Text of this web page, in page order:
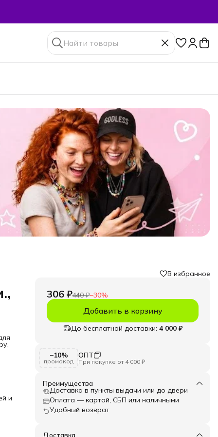
и
В избранное
306 ₽440 ₽−30%
Добавить в корзину
До бесплатной доставки: 4 000 ₽
−10%
промокод
ОПТ
При покупке от 4 000 ₽
Преимущества
Доставка в пункты выдачи или до двери
Оплата — картой, СБП или наличными
Удобный возврат
Доставка